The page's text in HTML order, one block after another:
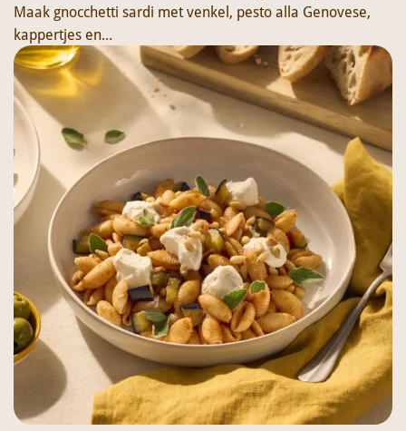
Maak gnocchetti sardi met venkel, pesto alla Genovese,
kappertjes en...